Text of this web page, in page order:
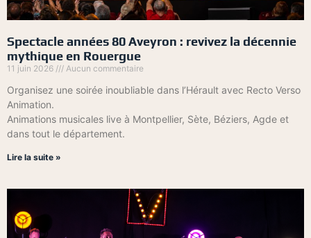
Spectacle années 80 Aveyron : revivez la décennie
mythique en Rouergue
11 juin 2026 Aucun commentaire
Organisez une soirée inoubliable dans l’Hérault avec Recto Verso
Animation.
Animations musicales live à Montpellier, Sète, Béziers, Agde et
dans tout le département.
Lire la suite »